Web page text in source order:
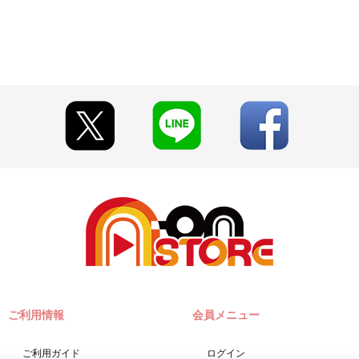
プフィールズ、スクールアイドルシアター、その他、一般店にて販
にご注文の受付を終了させていただくことがございます。
える場合がございます。
す。あらかじめご了承ください。
文履歴」にてご確認いただけます。
グッズ」とのみ、買い合わせが可能です。
ご利用情報
ご利用ガイド
会員メニュー
ログイン